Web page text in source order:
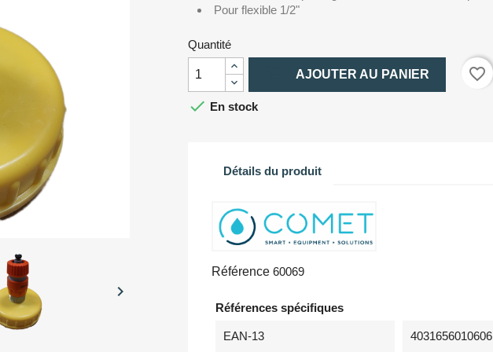

Pour flexible 1/2"
Quantité
AJOUTER AU PANIER
favorite_border
 En stock
Détails du produit
Référence 60069
Références spécifiques
EAN-13 4031656010606